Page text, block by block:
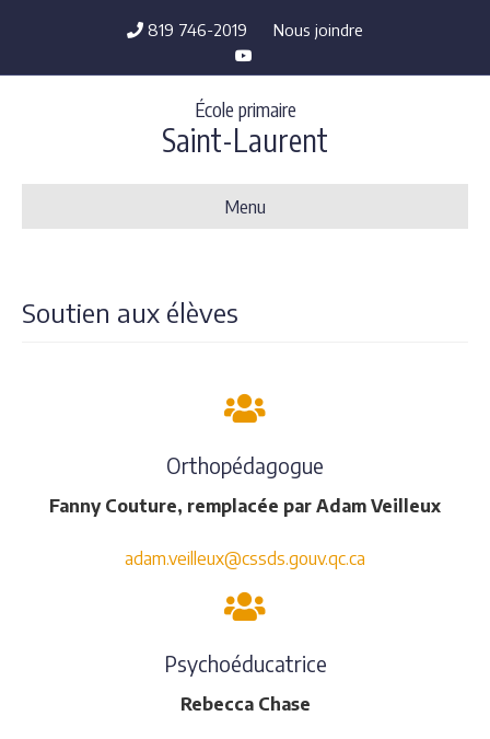
819 746-2019
Nous joindre
Youtube
École primaire
Saint-Laurent
Menu
Soutien aux élèves
Orthopédagogue
Fanny Couture, remplacée par Adam Veilleux
adam.veilleux@cssds.gouv.qc.ca
Psychoéducatrice
Rebecca Chase